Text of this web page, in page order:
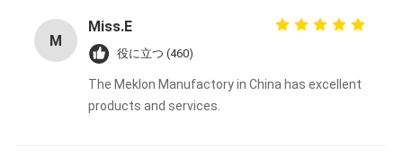
M
Miss.E
役に立つ (460)
The Meklon Manufactory in China has excellent
products and services.